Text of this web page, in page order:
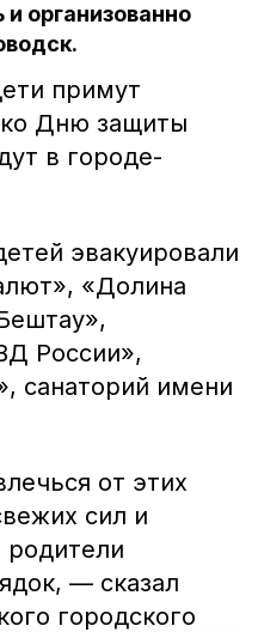
организованно
примут
ко Дню защиты
в городе-
эвакуировали
«Долина
России»,
санаторий имени
от этих
сил и
родители
— сказал
городского